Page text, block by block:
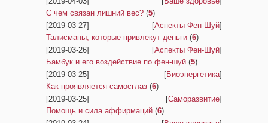
С чем связан лишний вес? (5)
[2019-03-27]
[Аспекты Фен-Шуй]
Талисманы, которые привлекут деньги (6)
[2019-03-26]
[Аспекты Фен-Шуй]
Бамбук и его воздействие по фен-шуй (5)
[2019-03-25]
[Биоэнергетика]
Как проявляется самосглаз (6)
[2019-03-25]
[Саморазвитие]
Помощь и сила аффирмаций (6)